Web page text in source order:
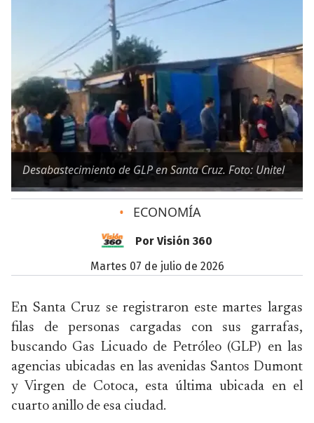
Desabastecimiento de GLP en Santa Cruz. Foto: Unitel
• ECONOMÍA
Por Visión 360
martes 07 de julio de 2026
En Santa Cruz se registraron este martes largas
filas de personas cargadas con sus garrafas,
buscando Gas Licuado de Petróleo (GLP) en las
agencias ubicadas en las avenidas Santos Dumont
y Virgen de Cotoca, esta última ubicada en el
cuarto anillo de esa ciudad.